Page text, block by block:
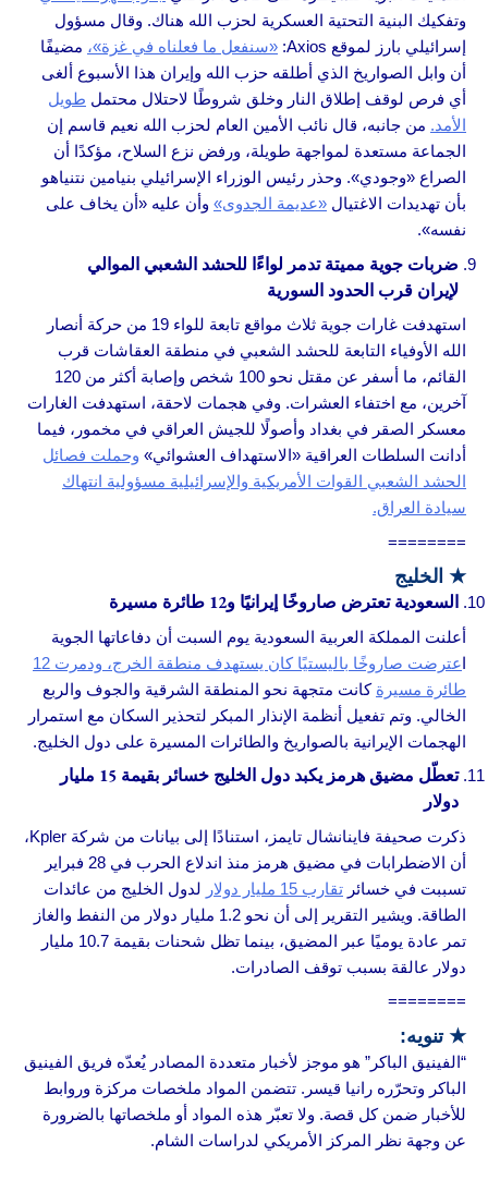
وتفكيك البنية التحتية العسكرية لحزب الله هناك. وقال مسؤول
إسرائيلي بارز لموقع Axios:
«سنفعل ما فعلناه في غزة»، مضيفًا
أن وابل الصواريخ الذي أطلقه حزب الله وإيران هذا الأسبوع ألغى
أي فرص لوقف إطلاق النار وخلق شروطًا لاحتلال محتمل طويل
الأمد. من جانبه، قال نائب الأمين العام لحزب الله نعيم قاسم إن
الجماعة مستعدة لمواجهة طويلة، ورفض نزع السلاح، مؤكدًا أن
الصراع «وجودي». وحذر رئيس الوزراء الإسرائيلي بنيامين نتنياهو
بأن تهديدات الاغتيال «عديمة الجدوى» وأن عليه «أن يخاف على
نفسه».
ضربات جوية مميتة تدمر لواءًا للحشد الشعبي الموالي
لإيران قرب الحدود السورية
استهدفت غارات جوية ثلاث مواقع تابعة للواء 19 من حركة أنصار
الله الأوفياء التابعة للحشد الشعبي في منطقة العقاشات قرب
القائم، ما أسفر عن مقتل نحو 100 شخص وإصابة أكثر من 120
آخرين، مع اختفاء العشرات. وفي هجمات لاحقة، استهدفت الغارات
معسكر الصقر في بغداد وأصولًا للجيش العراقي في مخمور، فيما
أدانت السلطات العراقية «الاستهداف العشوائي» وحملت فصائل
الحشد الشعبي القوات الأمريكية والإسرائيلية مسؤولية انتهاك
سيادة العراق.
========
★ الخليج
السعودية تعترض صاروخًا إيرانيًا و12 طائرة مسيرة
أعلنت المملكة العربية السعودية يوم السبت أن دفاعاتها الجوية
ا
عترضت صاروخًا باليستيًا كان يستهدف منطقة الخرج، ودمرت 12
طائرة مسيرة كانت متجهة نحو المنطقة الشرقية والجوف والربع
الخالي. وتم تفعيل أنظمة الإنذار المبكر لتحذير السكان مع استمرار
الهجمات الإيرانية بالصواريخ والطائرات المسيرة على دول الخليج.
تعطّل مضيق هرمز يكبد دول الخليج خسائر بقيمة 15 مليار
دولار
ذكرت صحيفة فاينانشال تايمز، استنادًا إلى بيانات من شركة Kpler،
أن الاضطرابات في مضيق هرمز منذ اندلاع الحرب في 28 فبراير
تسببت في خسائر تقارب 15 مليار دولار
لدول الخليج من عائدات
الطاقة. ويشير التقرير إلى أن نحو 1.2 مليار دولار من النفط والغاز
تمر عادة يوميًا عبر المضيق، بينما تظل شحنات بقيمة 10.7 مليار
دولار عالقة بسبب توقف الصادرات.
========
★ تنويه:
“الفينيق الباكر” هو موجز لأخبار متعددة المصادر يُعدّه فريق الفينيق
الباكر وتحرّره رانيا قيسر. تتضمن المواد ملخصات مركزة وروابط
للأخبار ضمن كل قصة. ولا تعبّر هذه المواد أو ملخصاتها بالضرورة
عن وجهة نظر المركز الأمريكي لدراسات الشام.